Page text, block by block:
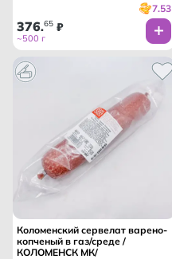
7.53
376.65 ₽
~500 г
Коломенский сервелат варено-
копченый в газ/среде /
КОЛОМЕНСК МК/